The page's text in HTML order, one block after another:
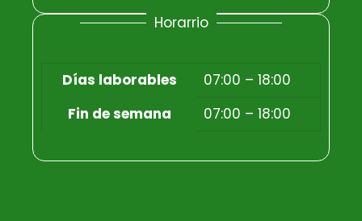
Horarrio
Días laborables
07:00 – 18:00
Fin de semana
07:00 – 18:00